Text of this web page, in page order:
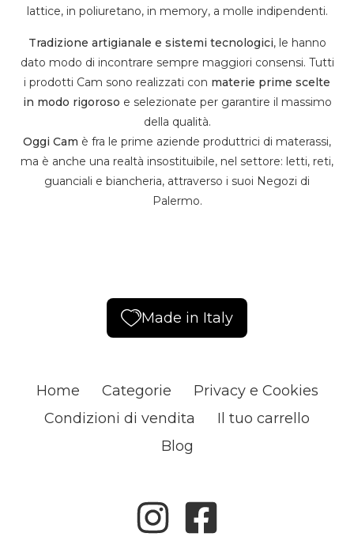
lattice, in poliuretano, in memory, a molle indipendenti.
Tradizione artigianale e sistemi tecnologici, le hanno
dato modo di incontrare sempre maggiori consensi. Tutti
i prodotti Cam sono realizzati con materie prime scelte
in modo rigoroso e selezionate per garantire il massimo
della qualità.
Oggi Cam è fra le prime aziende produttrici di materassi,
ma è anche una realtà insostituibile, nel settore: letti, reti,
guanciali e biancheria, attraverso i suoi Negozi di
Palermo.
Made in Italy
Home Categorie
Privacy e Cookies
Condizioni di vendita
Il tuo carrello
Blog